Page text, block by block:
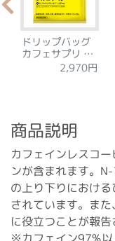
ドリップバッグ
カフェサプリ グ
ルコサミン 15袋
2,970円
商品説明
カフェインレスコ
ンが含まれます。
の上り下りにおけ
されています。ま
に役立つことが報